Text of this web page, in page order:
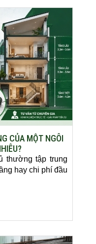
CỦA MỘT NGÔI
thường tập trung
hay chi phí đầu